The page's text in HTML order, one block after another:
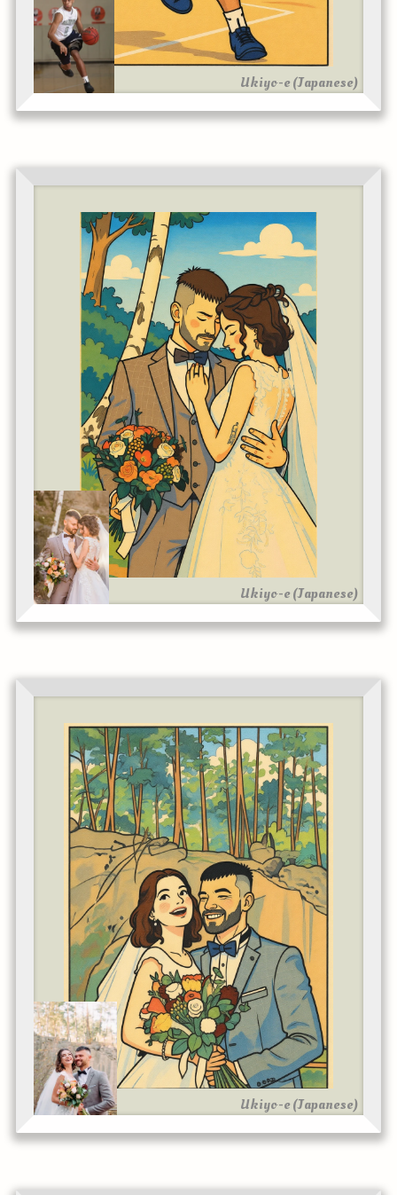
Ukiyo-e (Japanese)
Ukiyo-e (Japanese)
Ukiyo-e (Japanese)